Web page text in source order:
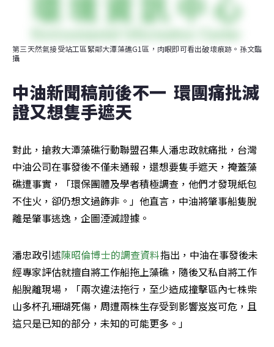
第三天然氣接受站工區緊鄰大潭藻礁G1區，肉眼即可看出破壞痕跡。孫文臨
攝
中油新聞稿前後不一  環團痛批滅
證又想隻手遮天
對此，搶救大潭藻礁行動聯盟召集人潘忠政就痛批，台灣
中油公司在事發後不僅未通報，還想要隻手遮天，掩蓋藻
礁遭事實，「環保團體及學者積極調查，他們才發現紙包
不住火，卻仍想文過飾非。」他直言，中油將肇事船隻脫
離是肇事逃逸，企圖湮滅證據。
潘忠政引述陳昭倫博士的調查資料指出，中油在事發後未
經專家評估就擅自將工作船拖上藻礁，隨後又私自將工作
船脫離現場，「兩次違法拖行，至少造成撞擊區內七株柴
山多杯孔珊瑚死傷，周遭兩株生存受到影響岌岌可危，且
這只是已知的部分，未知的可能更多。」